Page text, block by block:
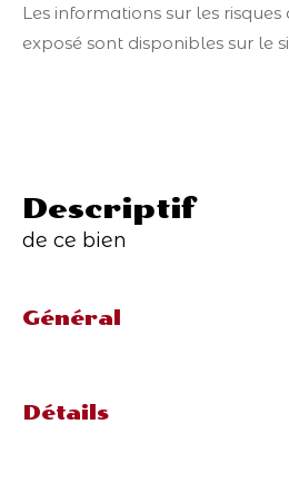
Les informations sur les
exposé sont disponibles sur le
descriptif
de ce bien
Général
Détails